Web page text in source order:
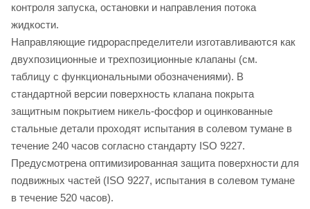
контроля запуска, остановки и направления потока
жидкости.
Направляющие гидрораспределители изготавливаются как
двухпозиционные и трехпозиционные клапаны (см.
таблицу с функциональными обозначениями). В
стандартной версии поверхность клапана покрыта
защитным покрытием никель-фосфор и оцинкованные
стальные детали проходят испытания в солевом тумане в
течение 240 часов согласно стандарту ISO 9227.
Предусмотрена оптимизированная защита поверхности для
подвижных частей (ISO 9227, испытания в солевом тумане
в течение 520 часов).